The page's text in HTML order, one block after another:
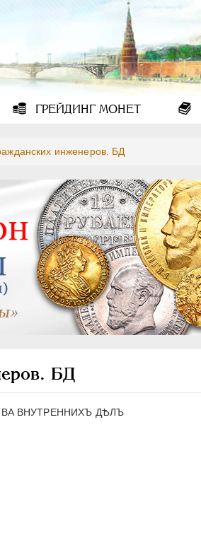
ГРЕЙДИНГМОНЕТ
инженеров. БД
БД
ВНУТРЕННИХЪ ДѢЛЪ